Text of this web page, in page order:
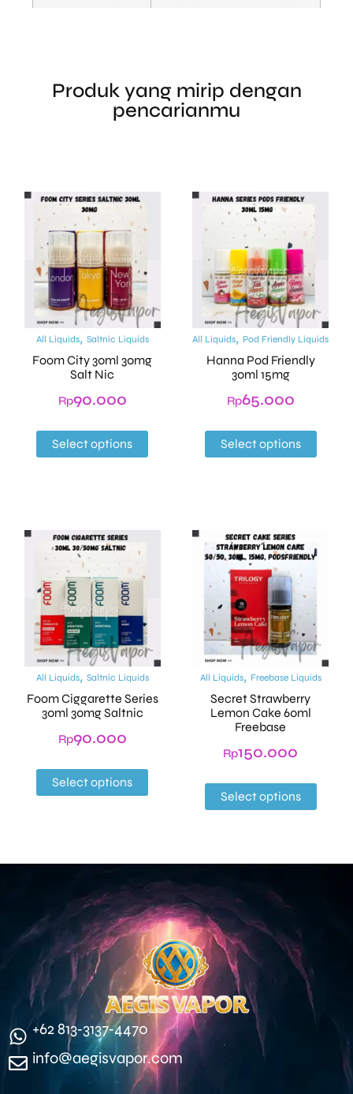
Produk yang mirip dengan
pencarianmu
All Liquids, Saltnic Liquids
Foom City 30ml 30mg
Salt Nic
Rp90.000
Select options
All Liquids, Pod Friendly Liquids
Hanna Pod Friendly
30ml 15mg
Rp65.000
Select options
All Liquids, Saltnic Liquids
Foom Ciggarette Series
30ml 30mg Saltnic
Rp90.000
Select options
All Liquids, Freebase Liquids
Secret Strawberry
Lemon Cake 60ml
Freebase
Rp150.000
Select options
‪+62 813‑3137‑4470‬
info@aegisvapor.com